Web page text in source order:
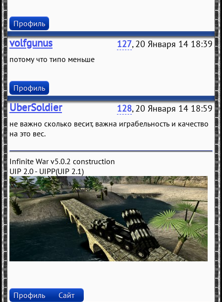
Профиль
volfgunus 127, 20 Января 14 18:39
потому что типо меньше
Профиль
UberSoldier 128, 20 Января 14 18:59
не важно сколько весит, важна играбельность и качество
на это вес.
Infinite War v5.0.2 construction
UIP 2.0 - UIPP(UIP 2.1)
Профиль Сайт